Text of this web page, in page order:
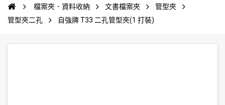
檔案夾．資料收納 文書檔案夾
管型夾
管型夾二孔
自強牌 T33 二孔管型夾(1 打裝)